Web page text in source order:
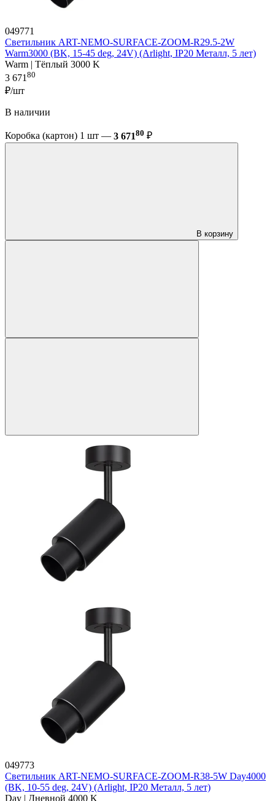
049771
Светильник ART-NEMO-SURFACE-ZOOM-R29.5-2W
Warm3000 (BK, 15-45 deg, 24V) (Arlight, IP20 Металл, 5 лет)
Warm | Тёплый 3000 K
3 67180
₽/шт
В наличии
Коробка (картон) 1 шт — 3 67180 ₽
В корзину
049773
Светильник ART-NEMO-SURFACE-ZOOM-R38-5W Day4000
(BK, 10-55 deg, 24V) (Arlight, IP20 Металл, 5 лет)
Day | Дневной 4000 K